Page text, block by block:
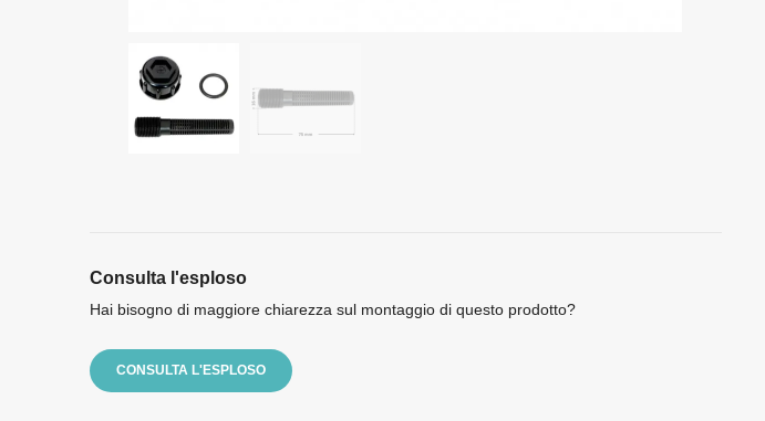
Consulta l'esploso
Hai bisogno di maggiore chiarezza sul montaggio di questo prodotto?
CONSULTA L'ESPLOSO